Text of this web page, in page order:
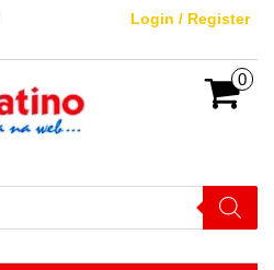
Login / Register
0